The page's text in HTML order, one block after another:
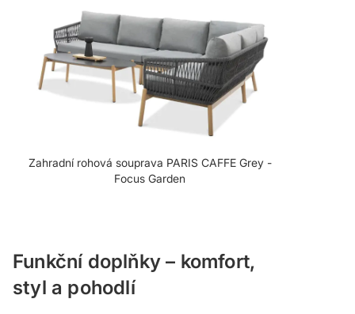
Zahradní rohová souprava PARIS CAFFE Grey -
Focus Garden
Funkční doplňky – komfort,
styl a pohodlí